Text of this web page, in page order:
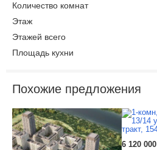
Количество комнат
Этаж
Этажей всего
Площадь кухни
Похожие предложения
6 120 000